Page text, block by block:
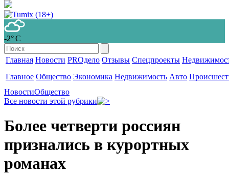
-2° С
Главная Новости PROдело Отзывы Спецпроекты
Главное Общество Экономика Недвижимость Авто
НовостиОбщество
Все новости этой рубрики
Более четверти россиян
признались в курортных
романах